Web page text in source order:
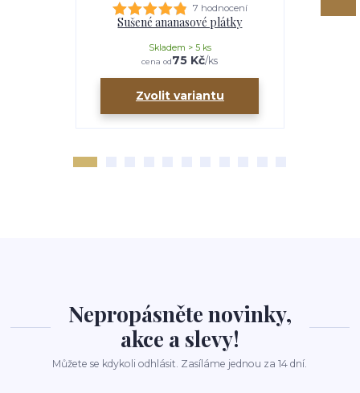
7 hodnocení
Sušené ananasové plátky
cena od75 Kč/ks
Skladem > 5 ks
Zvolit variantu
Nepropásněte novinky,
akce a slevy!
Můžete se kdykoli odhlásit. Zasíláme jednou za 14 dní.